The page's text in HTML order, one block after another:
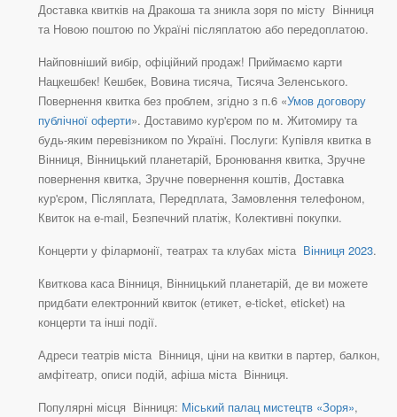
Доставка квитків на Дракоша та зникла зоря по місту Вінниця
та Новою поштою по Україні післяплатою або передоплатою.
Найповніший вибір, офіційний продаж! Приймаємо карти
Нацкешбек! Кешбек, Вовина тисяча, Тисяча Зеленського.
Повернення квитка без проблем, згідно з п.6 «Умов договору
публічної оферти». Доставимо кур'єром по м. Житомиру та
будь-яким перевізником по Україні. Послуги: Купівля квитка в
Вінниця, Вінницький планетарій, Бронювання квитка, Зручне
повернення квитка, Зручне повернення коштів, Доставка
кур'єром, Післяплата, Передплата, Замовлення телефоном,
Квиток на e-mail, Безпечний платіж, Колективні покупки.
Концерти у філармонії, театрах та клубах міста Вінниця 2023.
Квиткова каса Вінниця, Вінницький планетарій, де ви можете
придбати електронний квиток (етикет, e-ticket, eticket) на
концерти та інші події.
Адреси театрів міста Вінниця, ціни на квитки в партер, балкон,
амфітеатр, описи подій, афіша міста Вінниця.
Популярні місця Вінниця: Міський палац мистецтв «Зоря»,